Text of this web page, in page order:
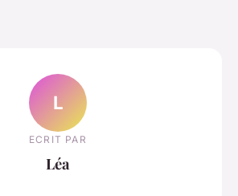
L
ECRIT PAR
Léa